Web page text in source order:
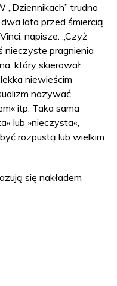
„Dziennikach” trudno
lata przed śmiercią,
napisze: „Czyż
nieczyste pragnienia
który skierował
niewieścim
nazywać
itp. Taka sama
lub »nieczysta«,
rozpustą lub wielkim
się nakładem